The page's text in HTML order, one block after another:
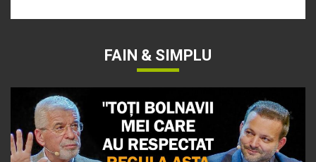
FAIN & SIMPLU